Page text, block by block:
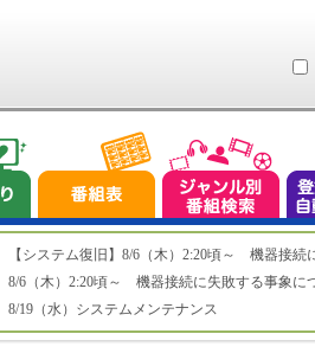
【システム復旧】8/6（木）2:20頃～ 機器接続
8/6（木）2:20頃～ 機器接続に失敗する事象に
8/19（水）システムメンテナンス